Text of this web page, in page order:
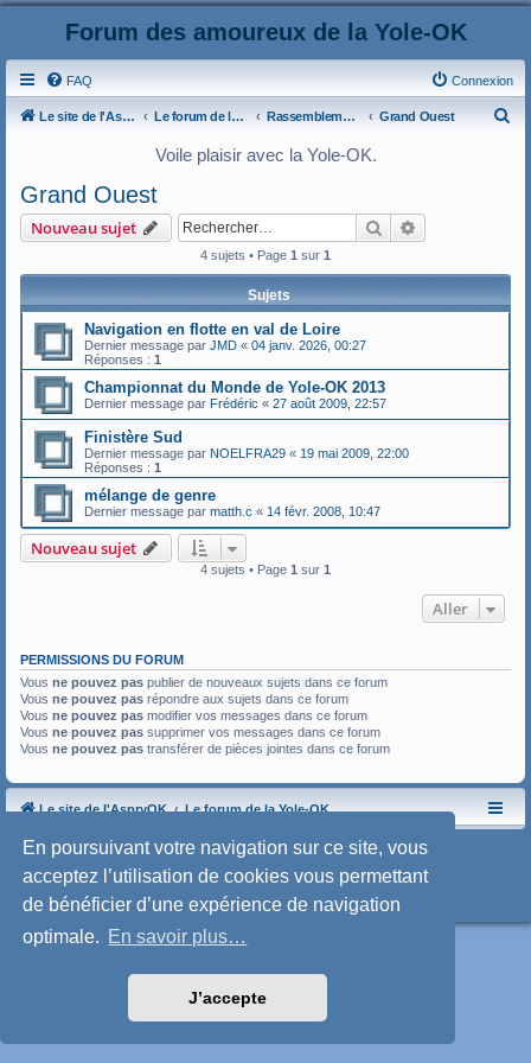
En poursuivant votre navigation sur ce site, vous
acceptez l’utilisation de cookies vous permettant
de bénéficier d’une expérience de navigation
optimale. En savoir plus…
J’accepte
Forum des amoureux de la Yole-OK
FAQ Connexion
Le site de l'AspryOK Le forum de la Yole-OK Rassemblements Grand Ouest
Voile plaisir avec la Yole-OK.
Grand Ouest
Nouveau sujet Rechercher
4 sujets • Page 1 sur 1
Sujets
Navigation en flotte en val de Loire
Dernier message par JMD « 04 janv. 2026, 00:27
Réponses : 1
Championnat du Monde de Yole-OK 2013
Dernier message par Frédéric « 27 août 2009, 22:57
Finistère Sud
Dernier message par NOELFRA29 « 19 mai 2009, 22:00
Réponses : 1
mélange de genre
Dernier message par matth.c « 14 févr. 2008, 10:47
Nouveau sujet
4 sujets • Page 1 sur 1
Aller
PERMISSIONS DU FORUM
Vous ne pouvez pas publier de nouveaux sujets dans ce forum
Vous ne pouvez pas répondre aux sujets dans ce forum
Vous ne pouvez pas modifier vos messages dans ce forum
Vous ne pouvez pas supprimer vos messages dans ce forum
Vous ne pouvez pas transférer de pièces jointes dans ce forum
Le site de l'AspryOK Le forum de la Yole-OK
Développé parphpBB® Forum Software © phpBB Limited
Style: SoftBlue by Joyce&LunaphpBB-Style-Design
Confidentialité | Conditions